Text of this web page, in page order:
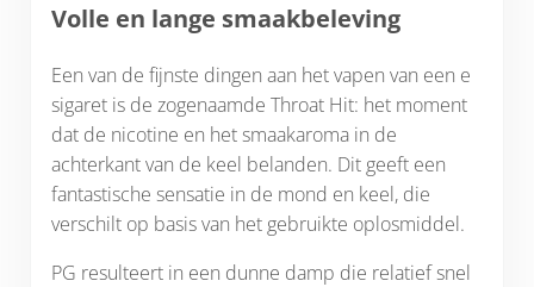
Volle en lange smaakbeleving
Een van de fijnste dingen aan het vapen van een e
sigaret is de zogenaamde Throat Hit: het moment
dat de nicotine en het smaakaroma in de
achterkant van de keel belanden. Dit geeft een
fantastische sensatie in de mond en keel, die
verschilt op basis van het gebruikte oplosmiddel.
PG resulteert in een dunne damp die relatief snel